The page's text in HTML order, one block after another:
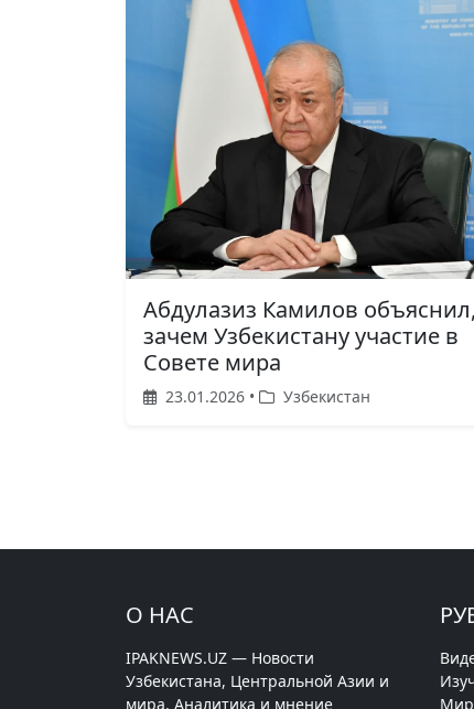
Абдулазиз Камилов объяснил,
зачем Узбекистану участие в
Совете мира
23.01.2026 • Узбекистан
О НАС
IPAKNEWS.UZ — Новости
Узбекистана, Центральной Азии и
мира. Аналитика и мнение
Мир